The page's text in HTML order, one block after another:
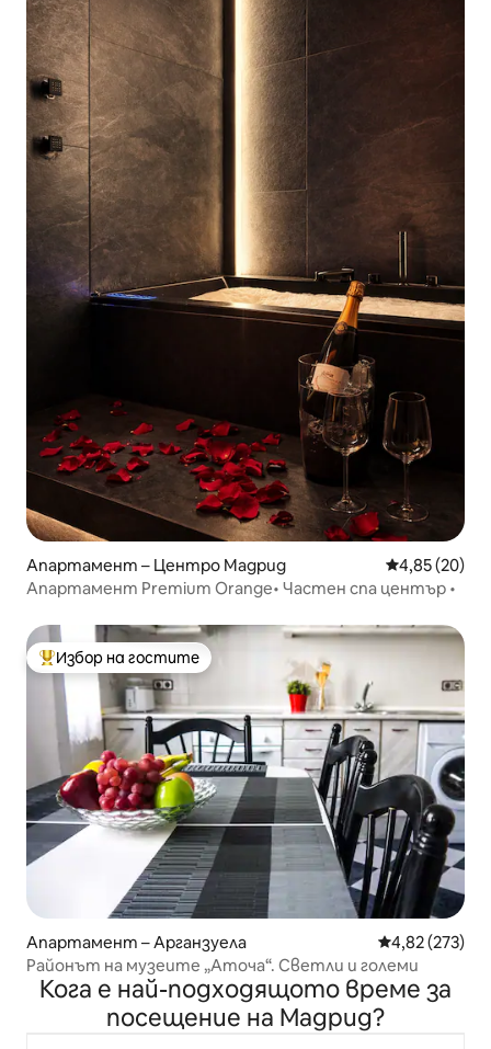
Апартамент – Центро Мадрид Средна
4,85 (20)
Апартамент Premium Orange• Частен спа център •
Най-популярен избор на гостите
Избор на гостите
Апартамент – Арганзуела Средна
4,82 (273)
Районът на музеите „Аточа“. Светли и големи
Кога е най-подходящото време за
посещение на Мадрид?